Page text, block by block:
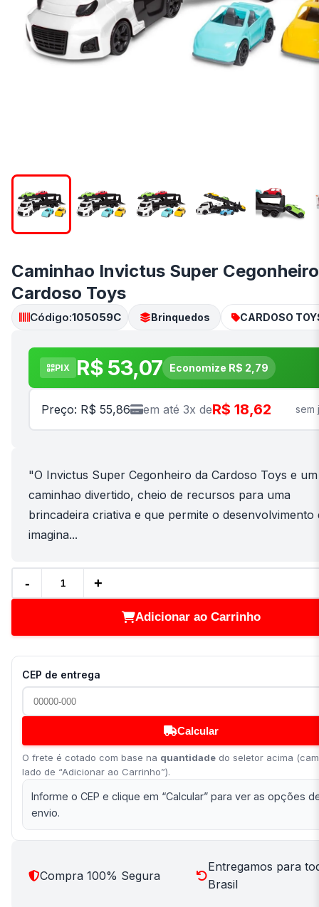
Caminhao Invictus Super Cegonheiro
Cardoso Toys
Código:105059C Brinquedos CARDOSO
PIX R$ 53,07 Economize R$ 2,79
Preço: R$ 55,86 em até 3x deR$ 18,62 sem
"O Invictus Super Cegonheiro da Cardoso Toys e um
caminhao divertido, cheio de recursos para uma
brincadeira criativa e que permite o desenvolvimento
imagina...
- +
Adicionar ao Carrinho
CEP de entrega
Calcular
O frete é cotado com base na quantidade do seletor acima
lado de “Adicionar ao Carrinho”).
Informe o CEP e clique em “Calcular” para ver as opções
envio.
Compra 100% Segura
Entregamos para
Brasil